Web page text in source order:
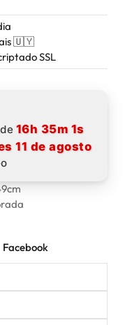
🇺🇾
SSL
16h 35m 0s
11 de agosto
Facebook